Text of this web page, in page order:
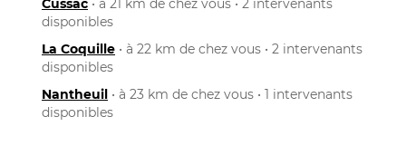
Cussac • à 21 km de chez vous • 2 intervenants
disponibles
La Coquille • à 22 km de chez vous • 2 intervenants
disponibles
Nantheuil • à 23 km de chez vous • 1 intervenants
disponibles